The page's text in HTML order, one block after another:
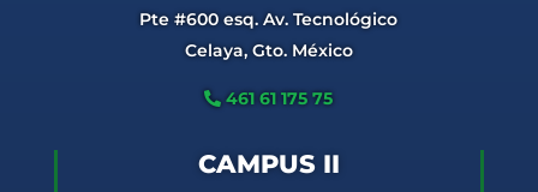
Pte #600 esq. Av. Tecnológico
Celaya, Gto. México
461 61 175 75
CAMPUS II